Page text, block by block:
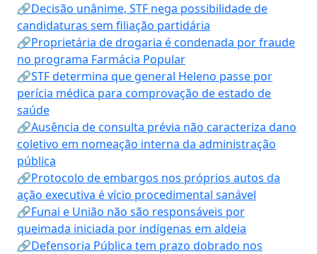
🔗Decisão unânime, STF nega possibilidade de
candidaturas sem filiação partidária
🔗Proprietária de drogaria é condenada por fraude
no programa Farmácia Popular
🔗STF determina que general Heleno passe por
perícia médica para comprovação de estado de
saúde
🔗Ausência de consulta prévia não caracteriza dano
coletivo em nomeação interna da administração
pública
🔗Protocolo de embargos nos próprios autos da
ação executiva é vício procedimental sanável
🔗Funai e União não são responsáveis por
queimada iniciada por indígenas em aldeia
🔗Defensoria Pública tem prazo dobrado nos